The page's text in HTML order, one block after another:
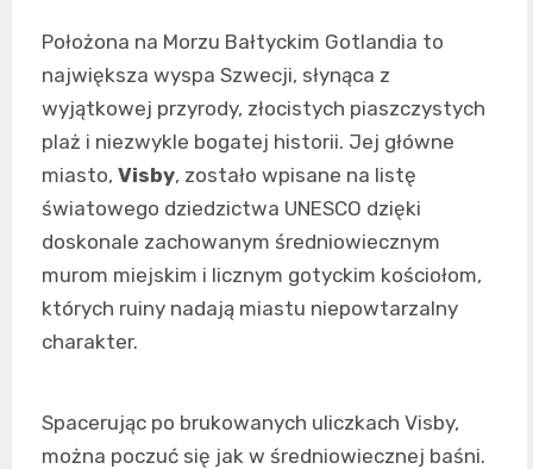
Położona na Morzu Bałtyckim Gotlandia to
największa wyspa Szwecji, słynąca z
wyjątkowej przyrody, złocistych piaszczystych
plaż i niezwykle bogatej historii. Jej główne
miasto, Visby, zostało wpisane na listę
światowego dziedzictwa UNESCO dzięki
doskonale zachowanym średniowiecznym
murom miejskim i licznym gotyckim kościołom,
których ruiny nadają miastu niepowtarzalny
charakter.
Spacerując po brukowanych uliczkach Visby,
można poczuć się jak w średniowiecznej baśni.